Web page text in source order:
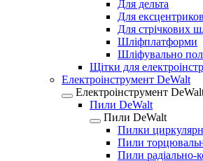
Для дельта
Для
Для стрічкових
Шліфплатформи
Шліфувально
Щітки для
Електроінструмент DeWalt
Електроінструмент
Пили DeWalt
Пили DeWalt
Пилки
Пили
Пили радіально-